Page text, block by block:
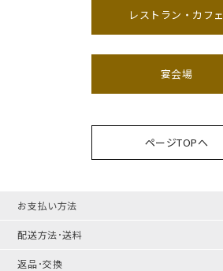
レストラン・カフェ
宴会場
ページTOPへ
お支払い方法
配送方法･送料
返品･交換